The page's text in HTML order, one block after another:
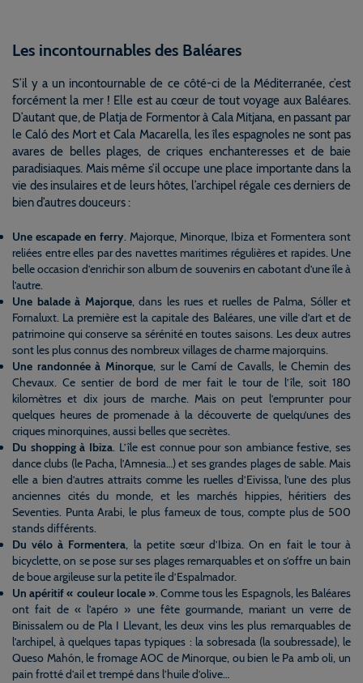
Les incontournables des Baléares
S’il y a un incontournable de ce côté-ci de la Méditerranée, c’est
forcément la mer ! Elle est au cœur de tout voyage aux Baléares.
D’autant que, de Platja de Formentor à Cala Mitjana, en passant par
le Caló des Mort et Cala Macarella, les îles espagnoles ne sont pas
avares de belles plages, de criques enchanteresses et de baie
paradisiaques. Mais même s’il occupe une place importante dans la
vie des insulaires et de leurs hôtes, l’archipel régale ces derniers de
bien d’autres douceurs :
Une escapade en ferry. Majorque, Minorque, Ibiza et Formentera sont
reliées entre elles par des navettes maritimes régulières et rapides. Une
belle occasion d’enrichir son album de souvenirs en cabotant d’une île à
l’autre.
Une balade à Majorque, dans les rues et ruelles de Palma, Sóller et
Fornaluxt. La première est la capitale des Baléares, une ville d’art et de
patrimoine qui conserve sa sérénité en toutes saisons. Les deux autres
sont les plus connus des nombreux villages de charme majorquins.
Une randonnée à Minorque, sur le Camí de Cavalls, le Chemin des
Chevaux. Ce sentier de bord de mer fait le tour de l’île, soit 180
kilomètres et dix jours de marche. Mais on peut l’emprunter pour
quelques heures de promenade à la découverte de quelqu’unes des
criques minorquines, aussi belles que secrètes.
Du shopping à Ibiza. L’île est connue pour son ambiance festive, ses
dance clubs (le Pacha, l’Amnesia…) et ses grandes plages de sable. Mais
elle a bien d’autres attraits comme les ruelles d’Eivissa, l’une des plus
anciennes cités du monde, et les marchés hippies, héritiers des
Seventies. Punta Arabi, le plus fameux de tous, compte plus de 500
stands différents.
Du vélo à Formentera, la petite sœur d’Ibiza. On en fait le tour à
bicyclette, on se pose sur ses plages remarquables et on s’offre un bain
de boue argileuse sur la petite île d’Espalmador.
Un apéritif « couleur locale ». Comme tous les Espagnols, les Baléares
ont fait de « l’apéro » une fête gourmande, mariant un verre de
Binissalem ou de Pla I Llevant, les deux vins les plus remarquables de
l’archipel, à quelques tapas typiques : la sobresada (la soubressade), le
Queso Mahón, le fromage AOC de Minorque, ou bien le Pa amb oli, un
pain frotté d’ail et trempé dans l’huile d’olive…